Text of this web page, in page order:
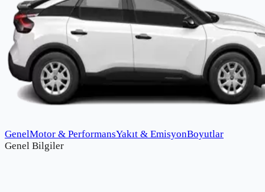
GenelMotor & PerformansYakıt & EmisyonBoyutlar
Genel Bilgiler